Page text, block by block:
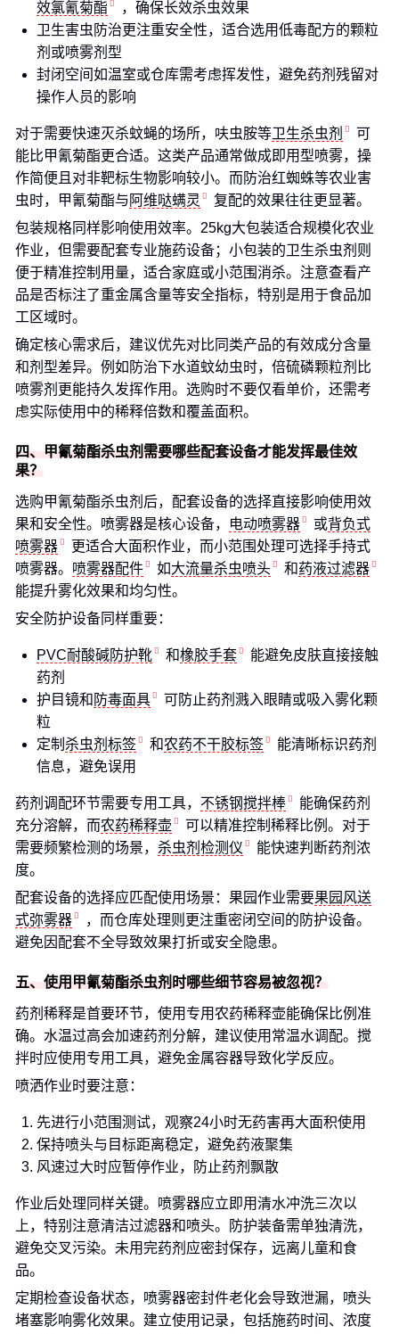
效氯氰菊酯
，确保长效杀虫效果
卫生害虫防治更注重安全性，适合选用低毒配方的颗粒
剂或喷雾剂型
封闭空间如温室或仓库需考虑挥发性，避免药剂残留对
操作人员的影响
对于需要快速灭杀蚊蝇的场所，呋虫胺等卫生杀虫剂
可
能比甲氰菊酯更合适。这类产品通常做成即用型喷雾，操
作简便且对非靶标生物影响较小。而防治红蜘蛛等农业害
虫时，甲氰菊酯与 阿维哒螨灵
复配的效果往往更显著。
包装规格同样影响使用效率。25kg大包装适合规模化农业
作业，但需要配套专业施药设备；小包装的卫生杀虫剂则
便于精准控制用量，适合家庭或小范围消杀。注意查看产
品是否标注了重金属含量等安全指标，特别是用于食品加
工区域时。
确定核心需求后，建议优先对比同类产品的有效成分含量
和剂型差异。例如防治下水道蚊幼虫时，倍硫磷颗粒剂比
喷雾剂更能持久发挥作用。选购时不要仅看单价，还需考
虑实际使用中的稀释倍数和覆盖面积。
四、甲氰菊酯杀虫剂需要哪些配套设备才能发挥最佳效
果？
选购甲氰菊酯杀虫剂后，配套设备的选择直接影响使用效
果和安全性。喷雾器是核心设备，
电动喷雾器 或背负式
喷雾器
更适合大面积作业，而小范围处理可选择手持式
喷雾器。 喷雾器配件 如大流量杀虫喷头 和药液过滤器
能提升雾化效果和均匀性。
安全防护设备同样重要：
PVC耐酸碱防护靴 和橡胶手套
能避免皮肤直接接触
药剂
护目镜和 防毒面具
可防止药剂溅入眼睛或吸入雾化颗
粒
定制 杀虫剂标签 和农药不干胶标签
能清晰标识药剂
信息，避免误用
药剂调配环节需要专用工具， 不锈钢搅拌棒
能确保药剂
充分溶解，而农药稀释壶
可以精准控制稀释比例。对于
需要频繁检测的场景， 杀虫剂检测仪
能快速判断药剂浓
度。
配套设备的选择应匹配使用场景：果园作业需要果园风送
式弥雾器
，而仓库处理则更注重密闭空间的防护设备。
避免因配套不全导致效果打折或安全隐患。
五、使用甲氰菊酯杀虫剂时哪些细节容易被忽视？
药剂稀释是首要环节，使用专用农药稀释壶能确保比例准
确。水温过高会加速药剂分解，建议使用常温水调配。搅
拌时应使用专用工具，避免金属容器导致化学反应。
喷洒作业时要注意：
先进行小范围测试，观察24小时无药害再大面积使用
保持喷头与目标距离稳定，避免药液聚集
风速过大时应暂停作业，防止药剂飘散
作业后处理同样关键。喷雾器应立即用清水冲洗三次以
上，特别注意清洁过滤器和喷头。防护装备需单独清洗，
避免交叉污染。未用完药剂应密封保存，远离儿童和食
品。
定期检查设备状态，喷雾器密封件老化会导致泄漏，喷头
堵塞影响雾化效果。建立使用记录，包括施药时间、浓度